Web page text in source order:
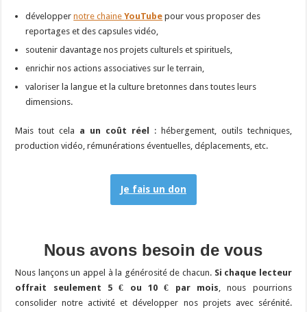
développernotre chaineYouTube pour vous proposer des
reportages et des capsules vidéo,
soutenir davantage nos projets culturels et spirituels,
enrichir nos actions associatives sur le terrain,
valoriser la langue et la culture bretonnes dans toutes leurs
dimensions.
Mais tout cela a un coût réel
: hébergement, outils techniques,
production vidéo, rémunérations éventuelles, déplacements, etc.
Je fais un don
Nous avons besoin de vous
Nous lançons un appel à la générosité de chacun. Si chaque lecteur
offrait seulement 5 € ou 10 € par mois, nous pourrions
consolider notre activité et développer nos projets avec sérénité.